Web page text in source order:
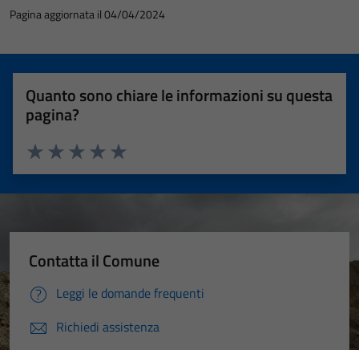
Pagina aggiornata il 04/04/2024
Quanto sono chiare le informazioni su questa
pagina?
Valuta 5 stelle su 5
Valuta 4 stelle su 5
Valuta 3 stelle su 5
Valuta 2 stelle su 5
Valuta 1 stelle su 5
Contatta il Comune
Leggi le domande frequenti
Richiedi assistenza